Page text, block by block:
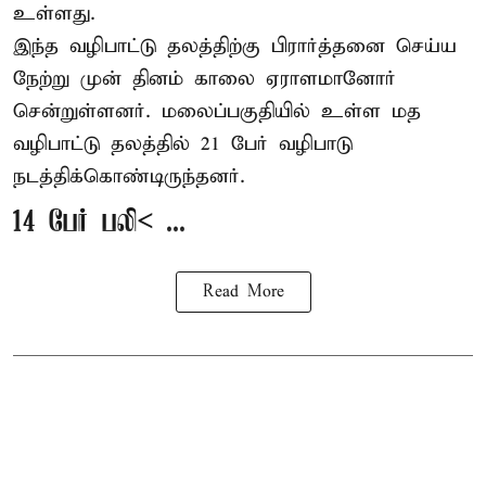
உள்ளது.
இந்த வழிபாட்டு தலத்திற்கு பிரார்த்தனை செய்ய
நேற்று முன் தினம் காலை ஏராளமானோர்
சென்றுள்ளனர். மலைப்பகுதியில் உள்ள மத
வழிபாட்டு தலத்தில் 21 பேர் வழிபாடு
நடத்திக்கொண்டிருந்தனர்.
14 பேர் பலி< ...
Read More